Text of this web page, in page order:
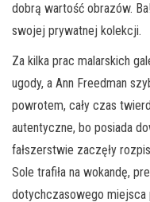
dobrą wartość obrazów.
swojej prywatnej kolekcji.
Za kilka prac malarskich
ugody, a Ann Freedman
powrotem, cały czas
autentyczne, bo posiada
fałszerstwie zaczęły
Sole trafiła na wokandę,
dotychczasowego miejsca